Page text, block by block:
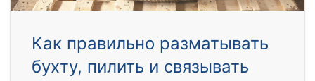
Как правильно разматывать
бухту, пилить и связывать